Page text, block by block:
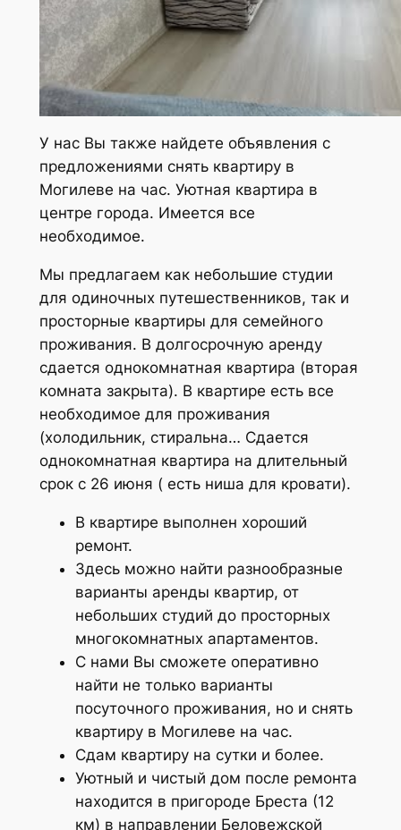
У нас Вы также найдете объявления с
предложениями снять квартиру в
Могилеве на час. Уютная квартира в
центре города. Имеется все
необходимое.
Мы предлагаем как небольшие студии
для одиночных путешественников, так и
просторные квартиры для семейного
проживания. В долгосрочную аренду
сдается однокомнатная квартира (вторая
комната закрыта). В квартире есть все
необходимое для проживания
(холодильник, стиральна… Сдается
однокомнатная квартира на длительный
срок с 26 июня ( есть ниша для кровати).
В квартире выполнен хороший
ремонт.
Здесь можно найти разнообразные
варианты аренды квартир, от
небольших студий до просторных
многокомнатных апартаментов.
С нами Вы сможете оперативно
найти не только варианты
посуточного проживания, но и снять
квартиру в Могилеве на час.
Сдам квартиру на сутки и более.
Уютный и чистый дом после ремонта
находится в пригороде Бреста (12
км) в направлении Беловежской